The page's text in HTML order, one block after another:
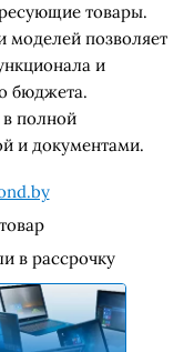
товары.
моделей позволяет
и
бюджета.
в полной
и документами.
в рассрочку